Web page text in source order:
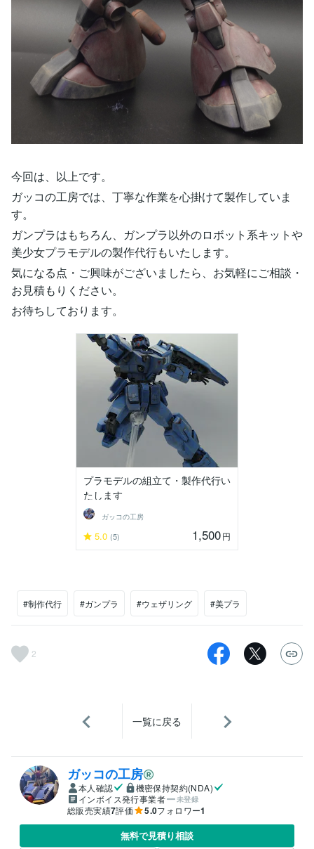
今回は、以上です。
ガッコの工房では、丁寧な作業を心掛けて製作していま
す。
ガンプラはもちろん、ガンプラ以外のロボット系キットや
美少女プラモデルの製作代行もいたします。
気になる点・ご興味がございましたら、お気軽にご相談・
お見積もりください。
お待ちしております。
プラモデルの組立て・製作代行い
たします
ガッコの工房
5.0 (5) 1,500円
#制作代行 #ガンプラ #ウェザリング #美プラ
2
一覧に戻る
ガッコの工房
本人確認
機密保持契約(NDA)
インボイス発行事業者
未登録
総販売実績7評価 5.0フォロワー1
無料で見積り相談